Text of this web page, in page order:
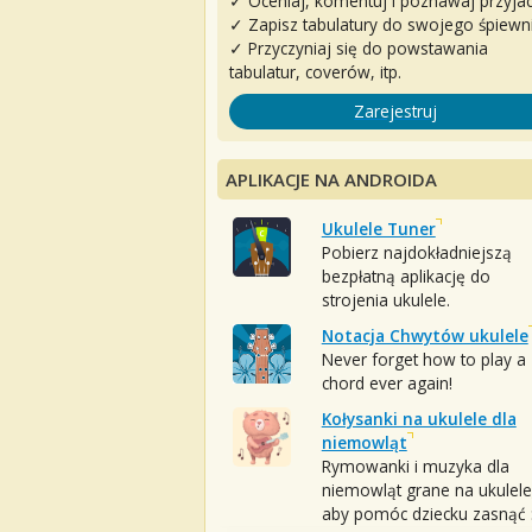
✓ Zapisz tabulatury do swojego
✓ Przyczyniaj się do powstawania
tabulatur, coverów, itp.
Zarejestruj
APLIKACJE NA ANDROIDA
Ukulele Tuner
Pobierz najdokładniejszą
bezpłatną aplikację do
strojenia ukulele.
Notacja Chwytów ukulele
Never forget how to play a
chord ever again!
Kołysanki na ukulele dla
niemowląt
Rymowanki i muzyka dla
niemowląt grane na
aby pomóc dziecku zasnąć